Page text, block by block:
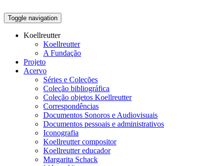
Toggle navigation
Koellreutter
Koellreutter
A Fundação
Projeto
Acervo
Séries e Coleções
Coleção bibliográfica
Coleção objetos Koellreutter
Correspondências
Documentos Sonoros e Audiovisuais
Documentos pessoais e administrativos
Iconografia
Koellreutter compositor
Koellreutter educador
Margarita Schack